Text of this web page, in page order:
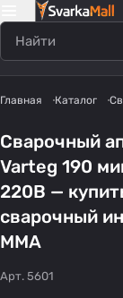
Главная Каталог
Сварочный
Varteg 190
220В —
сварочный
MMA
Арт. 5601